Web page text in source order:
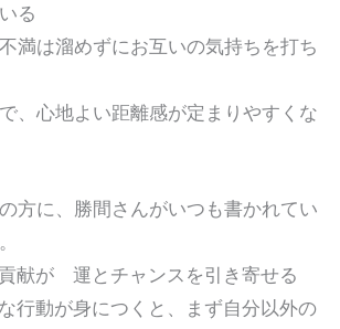
る
溜めずにお互いの気持ちを打ち
地よい距離感が定まりやすくな
方に、勝間さんがいつも書かれてい
献が 運とチャンスを引き寄せる
動が身につくと、まず自分以外の